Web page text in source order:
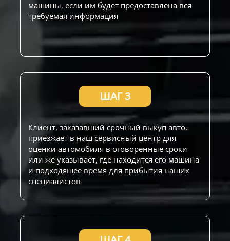
машины, если им будет предоставлена вся
требуемая информация
ШАГ 3
Клиент, заказавший срочный выкуп авто,
приезжает в наш сервисный центр для
оценки автомобиля в оговоренные сроки
или же указывает, где находится его машина
и подходящее время для прибытия наших
специалистов